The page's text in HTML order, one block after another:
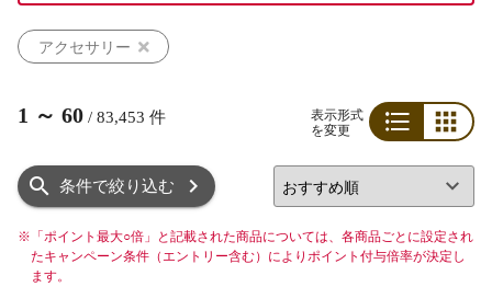
アクセサリー
1 ～ 60 / 83,453 件
表示形式
を変更
条件で絞り込む
※ 「ポイント最大○倍」と記載された商品については、各商品ごとに設定され
たキャンペーン条件（エントリー含む）によりポイント付与倍率が決定し
ます。